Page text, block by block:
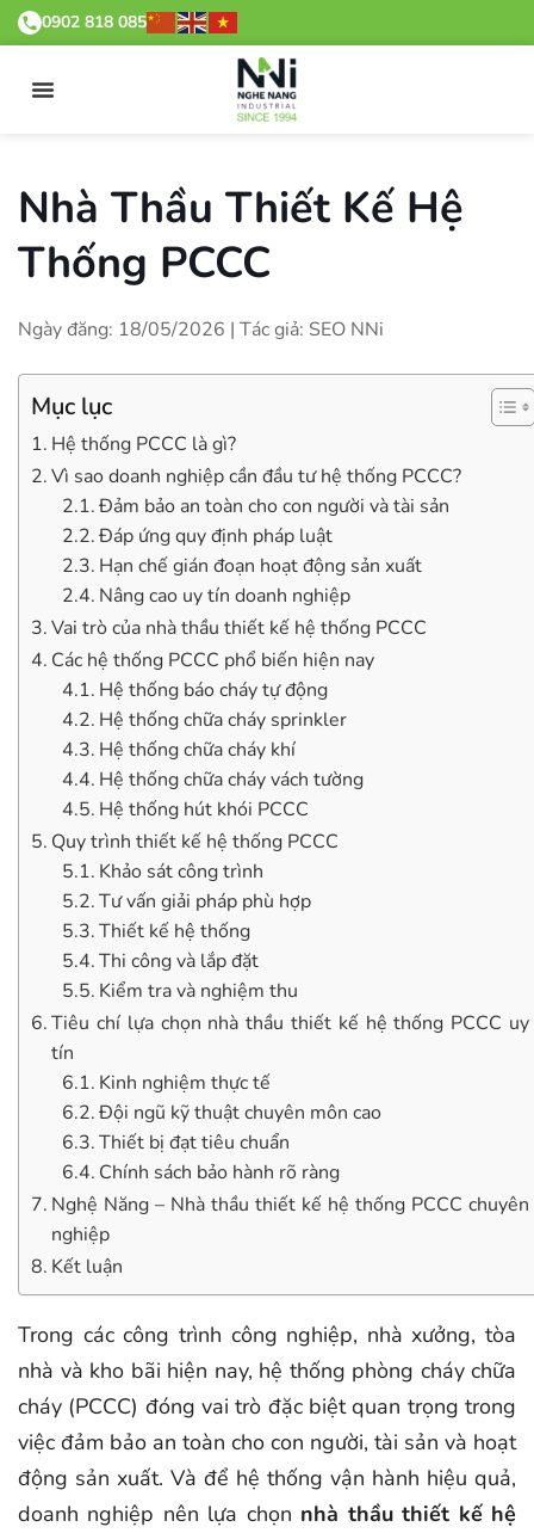
0902 818 085
Nhà Thầu Thiết Kế Hệ
Thống PCCC
Ngày đăng: 18/05/2026 | Tác giả: SEO NNi
Mục lục
Hệ thống PCCC là gì?
Vì sao doanh nghiệp cần đầu tư hệ thống PCCC?
Đảm bảo an toàn cho con người và tài sản
Đáp ứng quy định pháp luật
Hạn chế gián đoạn hoạt động sản xuất
Nâng cao uy tín doanh nghiệp
Vai trò của nhà thầu thiết kế hệ thống PCCC
Các hệ thống PCCC phổ biến hiện nay
Hệ thống báo cháy tự động
Hệ thống chữa cháy sprinkler
Hệ thống chữa cháy khí
Hệ thống chữa cháy vách tường
Hệ thống hút khói PCCC
Quy trình thiết kế hệ thống PCCC
Khảo sát công trình
Tư vấn giải pháp phù hợp
Thiết kế hệ thống
Thi công và lắp đặt
Kiểm tra và nghiệm thu
Tiêu chí lựa chọn nhà thầu thiết kế hệ thống PCCC uy
tín
Kinh nghiệm thực tế
Đội ngũ kỹ thuật chuyên môn cao
Thiết bị đạt tiêu chuẩn
Chính sách bảo hành rõ ràng
Nghệ Năng – Nhà thầu thiết kế hệ thống PCCC chuyên
nghiệp
Kết luận
Trong các công trình công nghiệp, nhà xưởng, tòa
nhà và kho bãi hiện nay, hệ thống phòng cháy chữa
cháy (PCCC) đóng vai trò đặc biệt quan trọng trong
việc đảm bảo an toàn cho con người, tài sản và hoạt
động sản xuất. Và để hệ thống vận hành hiệu quả,
doanh nghiệp nên lựa chọn nhà thầu thiết kế hệ